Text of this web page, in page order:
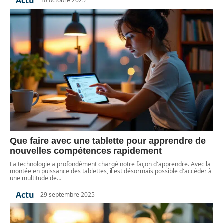
Que faire avec une tablette pour apprendre de
nouvelles compétences rapidement
La technologie a profondément changé notre façon d'apprendre. Avec la
montée en puissance des tablettes, il est désormais possible d'accéder à
une multitude de…
Actu 29 septembre 2025